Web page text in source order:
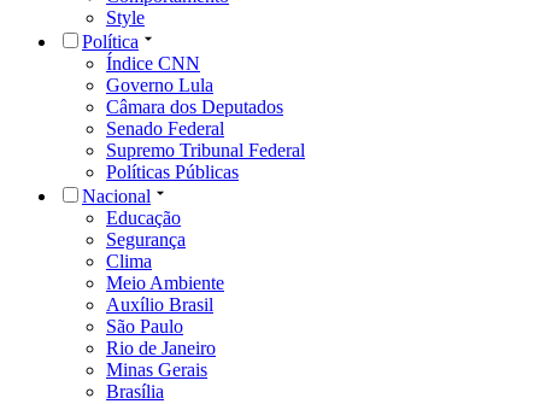
Style
Política
Índice CNN
Governo Lula
Câmara dos Deputados
Senado Federal
Supremo Tribunal Federal
Políticas Públicas
Nacional
Educação
Segurança
Clima
Meio Ambiente
Auxílio Brasil
São Paulo
Rio de Janeiro
Minas Gerais
Brasília